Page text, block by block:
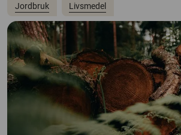
Jordbruk Livsmedel